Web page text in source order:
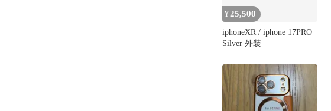
¥25,500
iphoneXR / iphone 17PRO
Silver 外装